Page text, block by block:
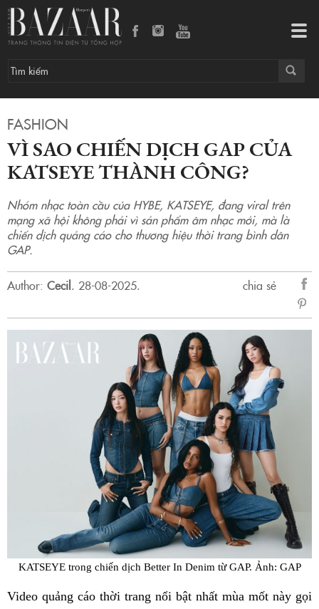
FASHION
VÌ SAO CHIẾN DỊCH GAP CỦA
KATSEYE THÀNH CÔNG?
Nhóm nhạc toàn cầu của HYBE, KATSEYE, đang viral trên
mạng xã hội không phải vì sản phẩm âm nhạc mới, mà là
chiến dịch quảng cáo cho thương hiệu thời trang bình dân
GAP.
Author: Cecil. 28-08-2025.
chia sẻ
sẻ
KATSEYE trong chiến dịch Better In Denim từ GAP. Ảnh: GAP
Video quảng cáo thời trang nổi bật nhất mùa mốt này gọi